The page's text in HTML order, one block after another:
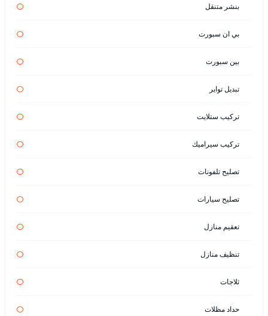
بنشر متنقل
بي ان سبورت
بين سبورت
تبديل تواير
تركيب ستلايت
تركيب سيراميك
تصليح تلفونات
تصليح سيارات
تعقيم منازل
تنظيف منازل
ثلاجات
حداد مظلات